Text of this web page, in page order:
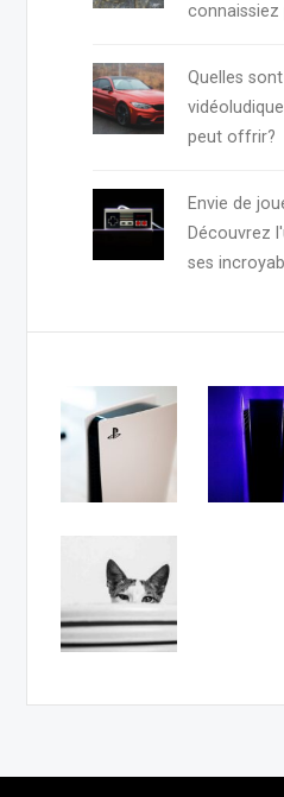
connaissiez
Quelles
peut offrir?
Envie de
Découvrez
ses